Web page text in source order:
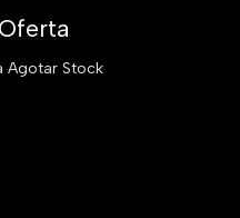
Agotar Stock